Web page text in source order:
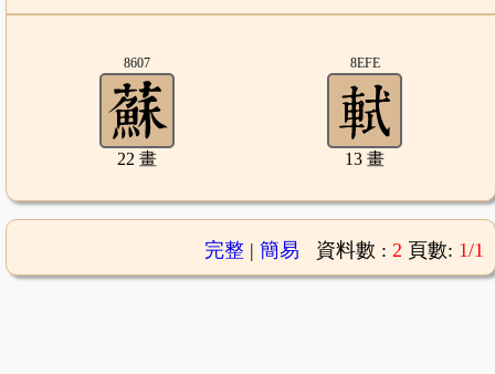
8607
22 畫
8EFE
13 畫
完整| 簡易 資料數 : 2 頁數: 1/1